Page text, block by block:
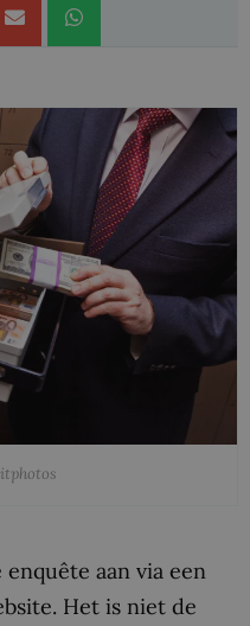
aan via een
Het is niet de